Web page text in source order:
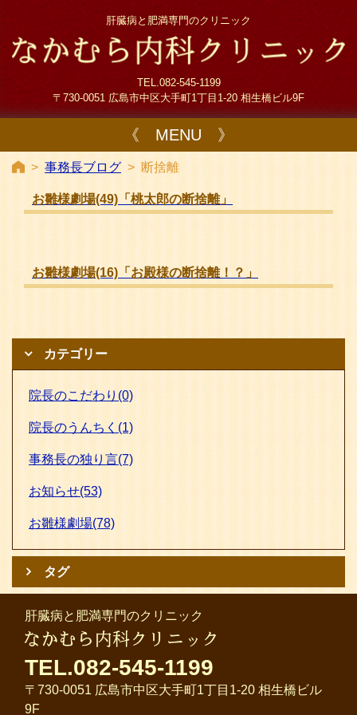
肝臓病と肥満専門のクリニック
TEL.082-545-1199
〒730-0051 広島市中区大手町1丁目1-20 相生橋ビル9F
《 MENU 》
> 事務長ブログ > 断捨離
お雛様劇場(49)「桃太郎の断捨離」
お雛様劇場(16)「お殿様の断捨離！？」
カテゴリー
院長のこだわり(0)
院長のうんちく(1)
事務長の独り言(7)
お知らせ(53)
お雛様劇場(78)
タグ
肝臓病と肥満専門のクリニック
TEL.082-545-1199
〒730-0051 広島市中区大手町1丁目1-20 相生橋ビル
9F